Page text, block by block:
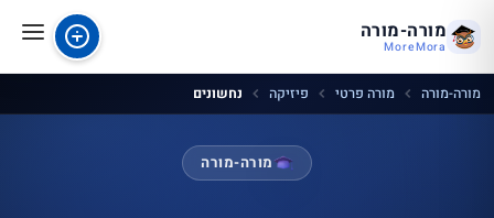
מורה-מורה
MoreMora
מורה-מורה מורה פרטי פיזיקה נחשונים
מורה-מורה